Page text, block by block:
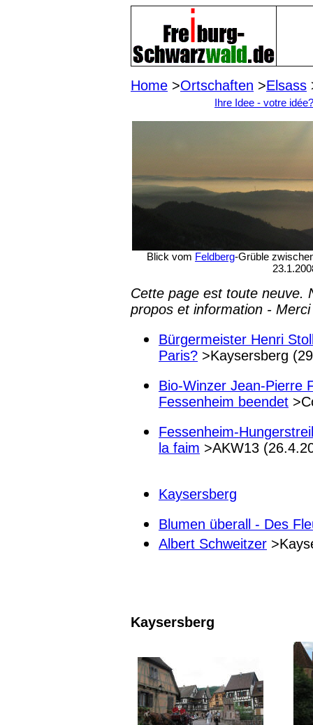
Home >Ortschaften >Elsass
Ihre Idee - votre
Blick vom Feldberg-Grüble
Cette page est toute neuve.
propos et information - Merci
Bürgermeister Henri
Paris? >Kaysersberg
Bio-Winzer Jean-Pierre
Fessenheim beendet
Fessenheim-
la faim >AKW13
Kaysersberg
Blumen überall - Des
Albert Schweitzer
Kaysersberg